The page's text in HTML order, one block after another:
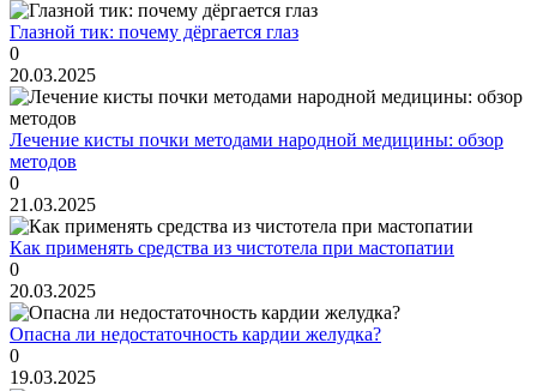
Глазной тик: почему дёргается глаз
0
20.03.2025
Лечение кисты почки методами народной медицины: обзор
методов
0
21.03.2025
Как применять средства из чистотела при мастопатии
0
20.03.2025
Опасна ли недостаточность кардии желудка?
0
19.03.2025